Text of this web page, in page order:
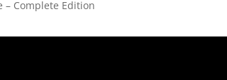
– Complete Edition